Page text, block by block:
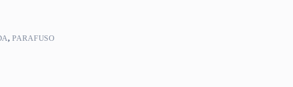
,PARAFUSO